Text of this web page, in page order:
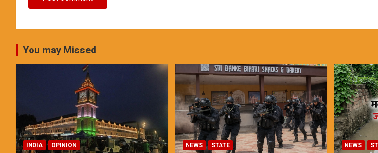
You may Missed
INDIA OPINION NEWS STATE NEWS